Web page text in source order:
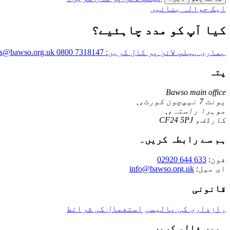
ایک حوالہ بنائیں
کیا آپ کو مدد چاہئیے؟
ہماری ہیلپ لائن پر کال کریں: 0800 7318147
پتہ
Bawso main office
یونٹ 7 نیپچون کورٹ،,
موہرا راستہ،,
کارڈف، CF24 5PJ
ہم سے رابطہ کریں۔
فون: 02920 644 633
ای میل: info@bawso.org.uk
قانونی
رازداری کی پالیسی استعمال کی شرائط